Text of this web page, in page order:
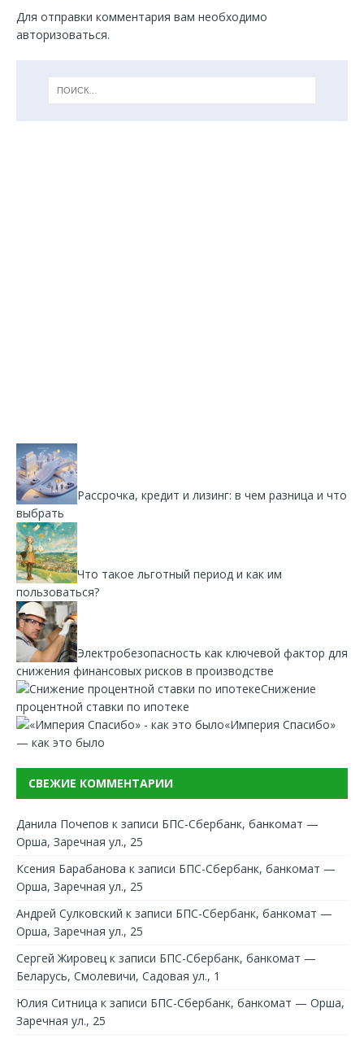
Для отправки комментария вам необходимо
авторизоваться.
Рассрочка, кредит и лизинг: в чем разница и что
выбрать
Что такое льготный период и как им
пользоваться?
Электробезопасность как ключевой фактор для
снижения финансовых рисков в производстве
Снижение
процентной ставки по ипотеке
«Империя Спасибо»
— как это было
СВЕЖИЕ КОММЕНТАРИИ
Данила Почепов к записи БПС-Сбербанк, банкомат —
Орша, Заречная ул., 25
Ксения Барабанова к записи БПС-Сбербанк, банкомат —
Орша, Заречная ул., 25
Андрей Сулковский к записи БПС-Сбербанк, банкомат —
Орша, Заречная ул., 25
Сергей Жировец к записи БПС-Сбербанк, банкомат —
Беларусь, Смолевичи, Садовая ул., 1
Юлия Ситница к записи БПС-Сбербанк, банкомат — Орша,
Заречная ул., 25